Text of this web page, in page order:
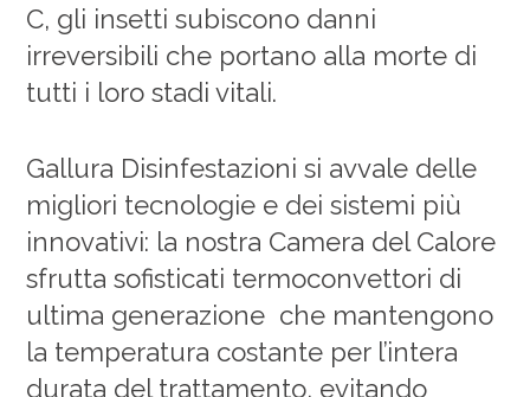
C, gli insetti subiscono danni
irreversibili che portano alla morte di
tutti i loro stadi vitali.
Gallura Disinfestazioni si avvale delle
migliori tecnologie e dei sistemi più
innovativi: la nostra Camera del Calore
sfruttasofisticati termoconvettori di
ultima generazione che mantengono
la temperatura costante per l’intera
durata del trattamento, evitando